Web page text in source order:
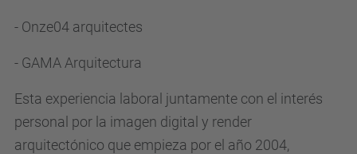
- Onze04 arquitectes
- GAMA Arquitectura
Esta experiencia laboral juntamente con el interés
personal por la imagen digital y render
arquitectónico que empieza por el año 2004,